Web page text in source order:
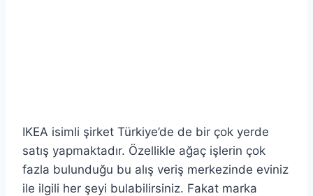
IKEA isimli şirket Türkiye’de de bir çok yerde
satış yapmaktadır. Özellikle ağaç işlerin çok
fazla bulunduğu bu alış veriş merkezinde eviniz
ile ilgili her şeyi bulabilirsiniz. Fakat marka